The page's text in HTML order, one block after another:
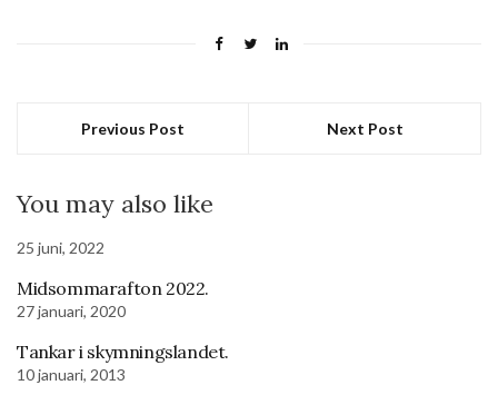
Previous Post Next Post
You may also like
25 juni, 2022
Midsommarafton 2022.
27 januari, 2020
Tankar i skymningslandet.
10 januari, 2013